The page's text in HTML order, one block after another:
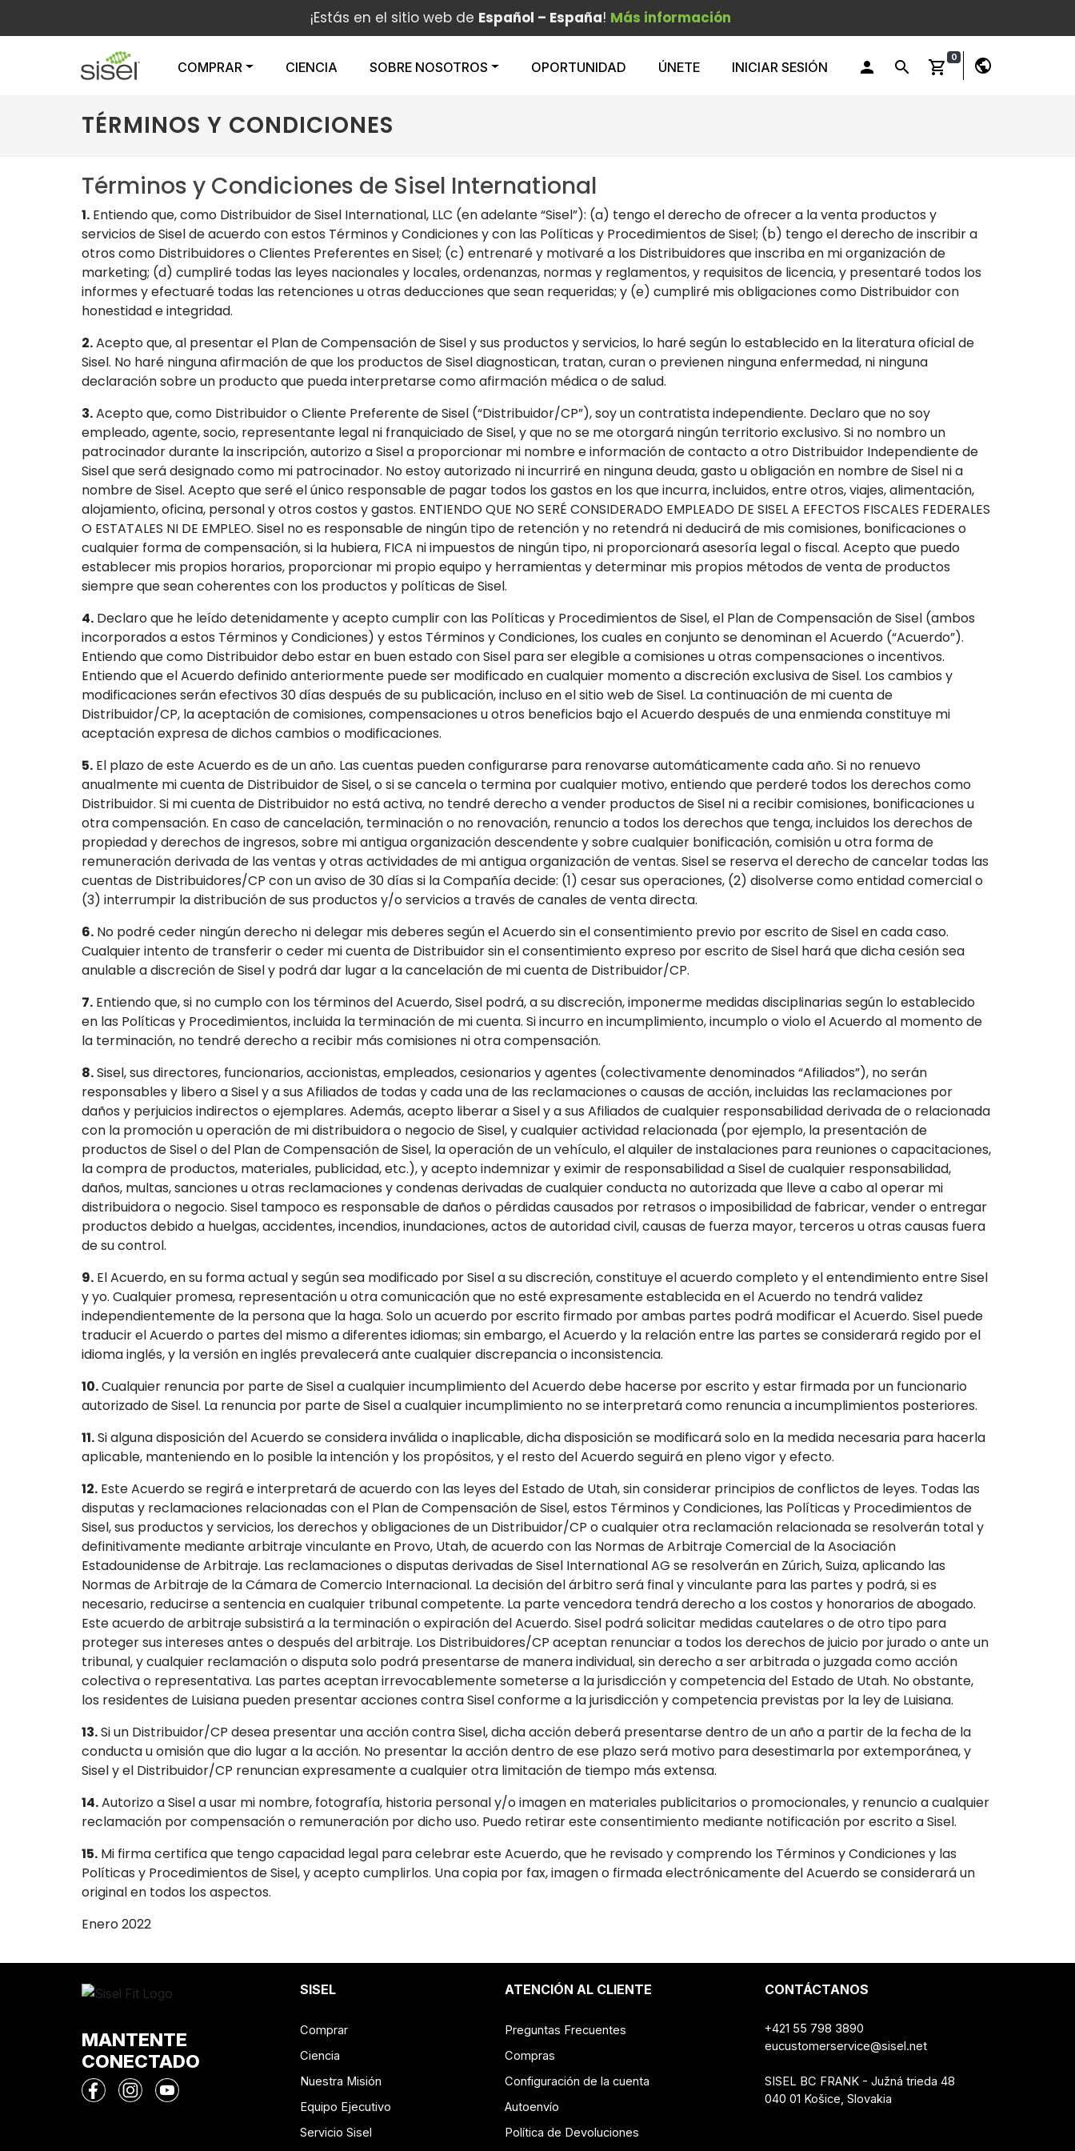
¡Estás en el sitio web de Español – España! Más información
COMPRAR CIENCIA SOBRE NOSOTROS OPORTUNIDAD ÚNETE INICIAR SESIÓN person search shopping_cart
0 public
TÉRMINOS Y CONDICIONES
Términos y Condiciones de Sisel International
1. Entiendo que, como Distribuidor de Sisel International, LLC (en adelante “Sisel”): (a) tengo el derecho de ofrecer a la venta productos y
servicios de Sisel de acuerdo con estos Términos y Condiciones y con las Políticas y Procedimientos de Sisel; (b) tengo el derecho de inscribir a
otros como Distribuidores o Clientes Preferentes en Sisel; (c) entrenaré y motivaré a los Distribuidores que inscriba en mi organización de
marketing; (d) cumpliré todas las leyes nacionales y locales, ordenanzas, normas y reglamentos, y requisitos de licencia, y presentaré todos los
informes y efectuaré todas las retenciones u otras deducciones que sean requeridas; y (e) cumpliré mis obligaciones como Distribuidor con
honestidad e integridad.
2.Acepto que, al presentar el Plan de Compensación de Sisel y sus productos y servicios, lo haré según lo establecido en la literatura oficial de
Sisel. No haré ninguna afirmación de que los productos de Sisel diagnostican, tratan, curan o previenen ninguna enfermedad, ni ninguna
declaración sobre un producto que pueda interpretarse como afirmación médica o de salud.
3.Acepto que, como Distribuidor o Cliente Preferente de Sisel (“Distribuidor/CP”), soy un contratista independiente. Declaro que no soy
empleado, agente, socio, representante legal ni franquiciado de Sisel, y que no se me otorgará ningún territorio exclusivo. Si no nombro un
patrocinador durante la inscripción, autorizo a Sisel a proporcionar mi nombre e información de contacto a otro Distribuidor Independiente de
Sisel que será designado como mi patrocinador. No estoy autorizado ni incurriré en ninguna deuda, gasto u obligación en nombre de Sisel ni a
nombre de Sisel. Acepto que seré el único responsable de pagar todos los gastos en los que incurra, incluidos, entre otros, viajes, alimentación,
alojamiento, oficina, personal y otros costos y gastos. ENTIENDO QUE NO SERÉ CONSIDERADO EMPLEADO DE SISEL A EFECTOS FISCALES FEDERALES
O ESTATALES NI DE EMPLEO. Sisel no es responsable de ningún tipo de retención y no retendrá ni deducirá de mis comisiones, bonificaciones o
cualquier forma de compensación, si la hubiera, FICA ni impuestos de ningún tipo, ni proporcionará asesoría legal o fiscal. Acepto que puedo
establecer mis propios horarios, proporcionar mi propio equipo y herramientas y determinar mis propios métodos de venta de productos
siempre que sean coherentes con los productos y políticas de Sisel.
4. Declaro que he leído detenidamente y acepto cumplir con las Políticas y Procedimientos de Sisel, el Plan de Compensación de Sisel (ambos
incorporados a estos Términos y Condiciones) y estos Términos y Condiciones, los cuales en conjunto se denominan el Acuerdo (“Acuerdo”).
Entiendo que como Distribuidor debo estar en buen estado con Sisel para ser elegible a comisiones u otras compensaciones o incentivos.
Entiendo que el Acuerdo definido anteriormente puede ser modificado en cualquier momento a discreción exclusiva de Sisel. Los cambios y
modificaciones serán efectivos 30 días después de su publicación, incluso en el sitio web de Sisel. La continuación de mi cuenta de
Distribuidor/CP, la aceptación de comisiones, compensaciones u otros beneficios bajo el Acuerdo después de una enmienda constituye mi
aceptación expresa de dichos cambios o modificaciones.
5. El plazo de este Acuerdo es de un año. Las cuentas pueden configurarse para renovarse automáticamente cada año. Si no renuevo
anualmente mi cuenta de Distribuidor de Sisel, o si se cancela o termina por cualquier motivo, entiendo que perderé todos los derechos como
Distribuidor. Si mi cuenta de Distribuidor no está activa, no tendré derecho a vender productos de Sisel ni a recibir comisiones, bonificaciones u
otra compensación. En caso de cancelación, terminación o no renovación, renuncio a todos los derechos que tenga, incluidos los derechos de
propiedad y derechos de ingresos, sobre mi antigua organización descendente y sobre cualquier bonificación, comisión u otra forma de
remuneración derivada de las ventas y otras actividades de mi antigua organización de ventas. Sisel se reserva el derecho de cancelar todas las
cuentas de Distribuidores/CP con un aviso de 30 días si la Compañía decide: (1) cesar sus operaciones, (2) disolverse como entidad comercial o
(3) interrumpir la distribución de sus productos y/o servicios a través de canales de venta directa.
6. No podré ceder ningún derecho ni delegar mis deberes según el Acuerdo sin el consentimiento previo por escrito de Sisel en cada caso.
Cualquier intento de transferir o ceder mi cuenta de Distribuidor sin el consentimiento expreso por escrito de Sisel hará que dicha cesión sea
anulable a discreción de Sisel y podrá dar lugar a la cancelación de mi cuenta de Distribuidor/CP.
7. Entiendo que, si no cumplo con los términos del Acuerdo, Sisel podrá, a su discreción, imponerme medidas disciplinarias según lo establecido
en las Políticas y Procedimientos, incluida la terminación de mi cuenta. Si incurro en incumplimiento, incumplo o violo el Acuerdo al momento de
la terminación, no tendré derecho a recibir más comisiones ni otra compensación.
8.Sisel, sus directores, funcionarios, accionistas, empleados, cesionarios y agentes (colectivamente denominados “Afiliados”), no serán
responsables y libero a Sisel y a sus Afiliados de todas y cada una de las reclamaciones o causas de acción, incluidas las reclamaciones por
daños y perjuicios indirectos o ejemplares. Además, acepto liberar a Sisel y a sus Afiliados de cualquier responsabilidad derivada de o relacionada
con la promoción u operación de mi distribuidora o negocio de Sisel, y cualquier actividad relacionada (por ejemplo, la presentación de
productos de Sisel o del Plan de Compensación de Sisel, la operación de un vehículo, el alquiler de instalaciones para reuniones o capacitaciones,
la compra de productos, materiales, publicidad, etc.), y acepto indemnizar y eximir de responsabilidad a Sisel de cualquier responsabilidad,
daños, multas, sanciones u otras reclamaciones y condenas derivadas de cualquier conducta no autorizada que lleve a cabo al operar mi
distribuidora o negocio. Sisel tampoco es responsable de daños o pérdidas causados por retrasos o imposibilidad de fabricar, vender o entregar
productos debido a huelgas, accidentes, incendios, inundaciones, actos de autoridad civil, causas de fuerza mayor, terceros u otras causas fuera
de su control.
9. El Acuerdo, en su forma actual y según sea modificado por Sisel a su discreción, constituye el acuerdo completo y el entendimiento entre Sisel
y yo. Cualquier promesa, representación u otra comunicación que no esté expresamente establecida en el Acuerdo no tendrá validez
independientemente de la persona que la haga. Solo un acuerdo por escrito firmado por ambas partes podrá modificar el Acuerdo. Sisel puede
traducir el Acuerdo o partes del mismo a diferentes idiomas; sin embargo, el Acuerdo y la relación entre las partes se considerará regido por el
idioma inglés, y la versión en inglés prevalecerá ante cualquier discrepancia o inconsistencia.
10.Cualquier renuncia por parte de Sisel a cualquier incumplimiento del Acuerdo debe hacerse por escrito y estar firmada por un funcionario
autorizado de Sisel. La renuncia por parte de Sisel a cualquier incumplimiento no se interpretará como renuncia a incumplimientos posteriores.
11.Si alguna disposición del Acuerdo se considera inválida o inaplicable, dicha disposición se modificará solo en la medida necesaria para hacerla
aplicable, manteniendo en lo posible la intención y los propósitos, y el resto del Acuerdo seguirá en pleno vigor y efecto.
12. Este Acuerdo se regirá e interpretará de acuerdo con las leyes del Estado de Utah, sin considerar principios de conflictos de leyes. Todas las
disputas y reclamaciones relacionadas con el Plan de Compensación de Sisel, estos Términos y Condiciones, las Políticas y Procedimientos de
Sisel, sus productos y servicios, los derechos y obligaciones de un Distribuidor/CP o cualquier otra reclamación relacionada se resolverán total y
definitivamente mediante arbitraje vinculante en Provo, Utah, de acuerdo con las Normas de Arbitraje Comercial de la Asociación
Estadounidense de Arbitraje. Las reclamaciones o disputas derivadas de Sisel International AG se resolverán en Zúrich, Suiza, aplicando las
Normas de Arbitraje de la Cámara de Comercio Internacional. La decisión del árbitro será final y vinculante para las partes y podrá, si es
necesario, reducirse a sentencia en cualquier tribunal competente. La parte vencedora tendrá derecho a los costos y honorarios de abogado.
Este acuerdo de arbitraje subsistirá a la terminación o expiración del Acuerdo. Sisel podrá solicitar medidas cautelares o de otro tipo para
proteger sus intereses antes o después del arbitraje. Los Distribuidores/CP aceptan renunciar a todos los derechos de juicio por jurado o ante un
tribunal, y cualquier reclamación o disputa solo podrá presentarse de manera individual, sin derecho a ser arbitrada o juzgada como acción
colectiva o representativa. Las partes aceptan irrevocablemente someterse a la jurisdicción y competencia del Estado de Utah. No obstante,
los residentes de Luisiana pueden presentar acciones contra Sisel conforme a la jurisdicción y competencia previstas por la ley de Luisiana.
13.Si un Distribuidor/CP desea presentar una acción contra Sisel, dicha acción deberá presentarse dentro de un año a partir de la fecha de la
conducta u omisión que dio lugar a la acción. No presentar la acción dentro de ese plazo será motivo para desestimarla por extemporánea, y
Sisel y el Distribuidor/CP renuncian expresamente a cualquier otra limitación de tiempo más extensa.
14.Autorizo a Sisel a usar mi nombre, fotografía, historia personal y/o imagen en materiales publicitarios o promocionales, y renuncio a cualquier
reclamación por compensación o remuneración por dicho uso. Puedo retirar este consentimiento mediante notificación por escrito a Sisel.
15. Mi firma certifica que tengo capacidad legal para celebrar este Acuerdo, que he revisado y comprendo los Términos y Condiciones y las
Políticas y Procedimientos de Sisel, y acepto cumplirlos. Una copia por fax, imagen o firmada electrónicamente del Acuerdo se considerará un
original en todos los aspectos.
Enero 2022
MANTENTE
CONECTADO
SISEL
Comprar
Ciencia
Nuestra Misión
Equipo Ejecutivo
Servicio Sisel
ATENCIÓN AL CLIENTE
Preguntas Frecuentes
Compras
Configuración de la cuenta
Autoenvío
Política de Devoluciones
CONTÁCTANOS
+421 55 798 3890
eucustomerservice@sisel.net
SISEL BC FRANK - Južná trieda 48
040 01 Košice, Slovakia